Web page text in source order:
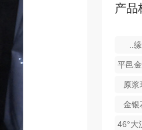
产品
..
原浆
金银